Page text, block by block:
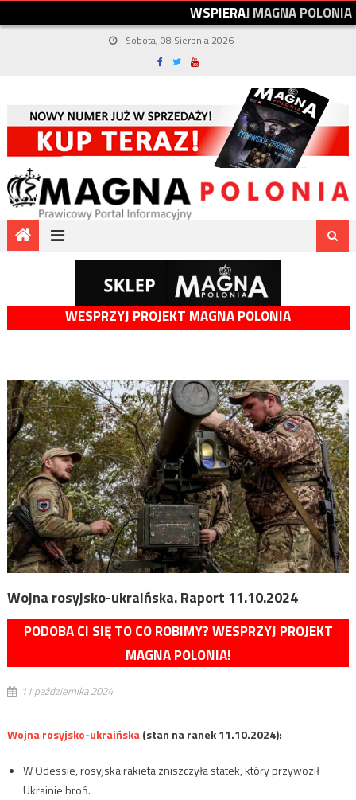
WSPIERAJMAGNAPOLONIA
Sobota, 08 Sierpnia 2026
WESPRZYJ PROJEKT MAGNA POLONIA
Wojna rosyjsko-ukraińska. Raport 11.10.2024
PODOBA CI SIĘ TO CO ROBIMY? WESPRZYJ PROJEKT
MAGNA POLONIA!
11 października 2024
Wojna rosyjsko-ukraińska(stan na ranek 11.10.2024):
W Odessie, rosyjska rakieta zniszczyła statek, który przywoził
Ukrainie broń.